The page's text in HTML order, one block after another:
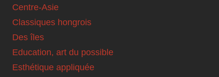
Centre-Asie
Classiques hongrois
Des îles
Education, art du possible
Esthétique appliquée